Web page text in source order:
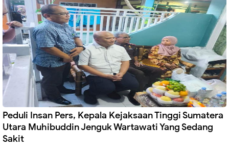
Peduli Insan Pers, Kepala Kejaksaan Tinggi Sumatera
Utara Muhibuddin Jenguk Wartawati Yang Sedang
Sakit